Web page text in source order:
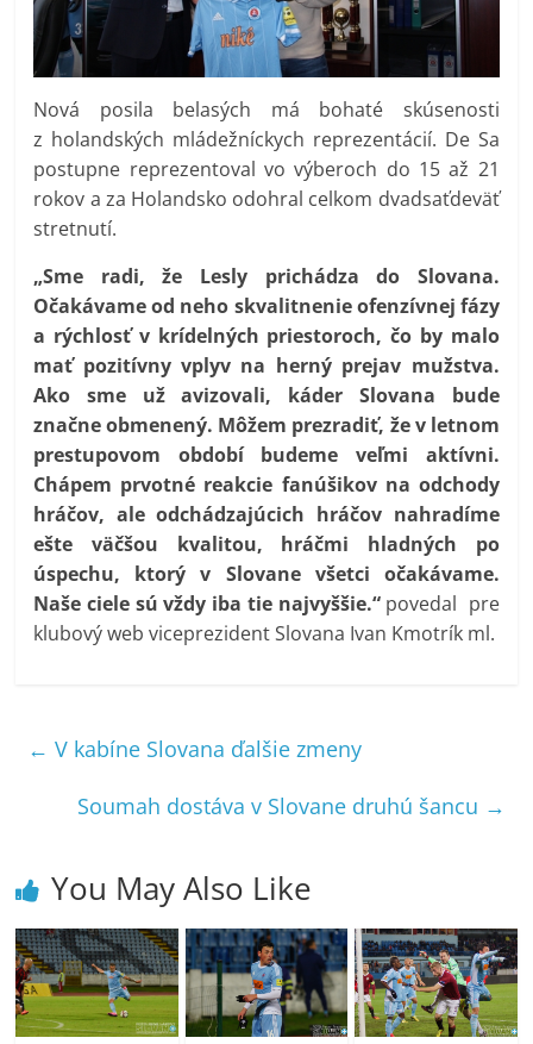
Nová posila belasých má bohaté skúsenosti
z holandských mládežníckych reprezentácií. De Sa
postupne reprezentoval vo výberoch do 15 až 21
rokov a za Holandsko odohral celkom dvadsaťdeväť
stretnutí.
„Sme radi, že Lesly prichádza do Slovana.
Očakávame od neho skvalitnenie ofenzívnej fázy
a rýchlosť v krídelných priestoroch, čo by malo
mať pozitívny vplyv na herný prejav mužstva.
Ako sme už avizovali, káder Slovana bude
značne obmenený. Môžem prezradiť, že v letnom
prestupovom období budeme veľmi aktívni.
Chápem prvotné reakcie fanúšikov na odchody
hráčov, ale odchádzajúcich hráčov nahradíme
ešte väčšou kvalitou, hráčmi hladných po
úspechu, ktorý v Slovane všetci očakávame.
Naše ciele sú vždy iba tie najvyššie.“povedal pre
klubový web viceprezident Slovana Ivan Kmotrík ml.
← V kabíne Slovana ďalšie zmeny
Soumah dostáva v Slovane druhú šancu →
You May Also Like